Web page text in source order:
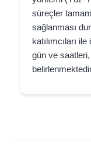
süreçler
sağlanması
katılımcıları
gün ve saatleri,